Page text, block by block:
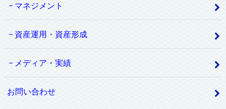
マネジメント
資産運用・資産形成
メディア・実績
お問い合わせ